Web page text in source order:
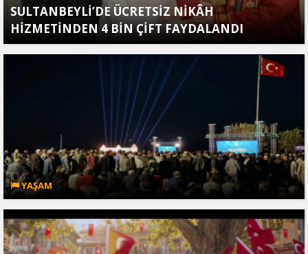
SULTANBEYLİ’DE ÜCRETSİZ NİKÂH
HİZMETİNDEN 4 BİN ÇİFT FAYDALANDI
YAŞAM